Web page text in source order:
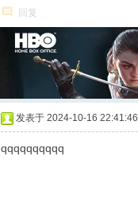
回复
发表于 2024-10-16 22:41:46
qqqqqqqqqq